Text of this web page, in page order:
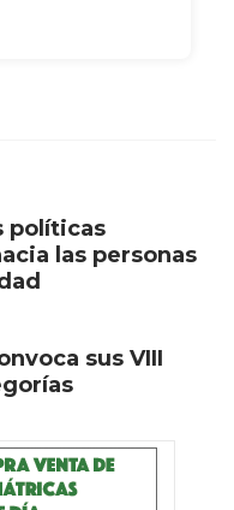
políticas
las personas
sus VIII